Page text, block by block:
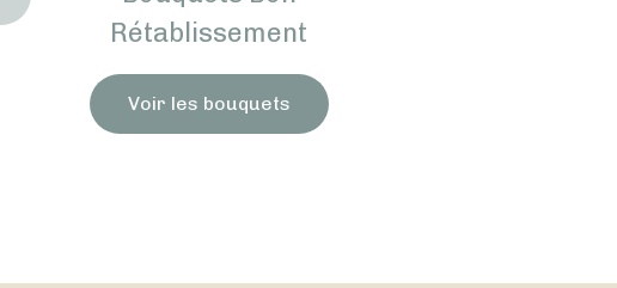
Rétablissement
Voir les bouquets